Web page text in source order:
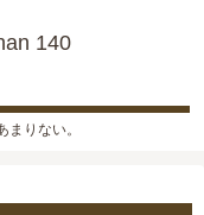
140
りない。